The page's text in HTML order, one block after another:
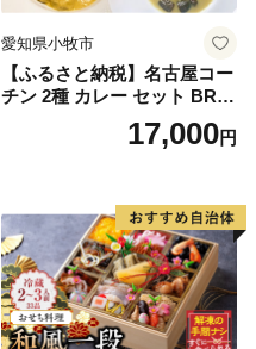
愛知県小牧市
【ふるさと納税】名古屋コー
チン 2種 カレー セット BRIC
K CAFE ブリックカフェ グ
リーンカレー バターチキン
イル カレーライス 簡単調理
お取り寄せグルメ 時短飯 愛
知県 小牧市 送料無料
17,000円